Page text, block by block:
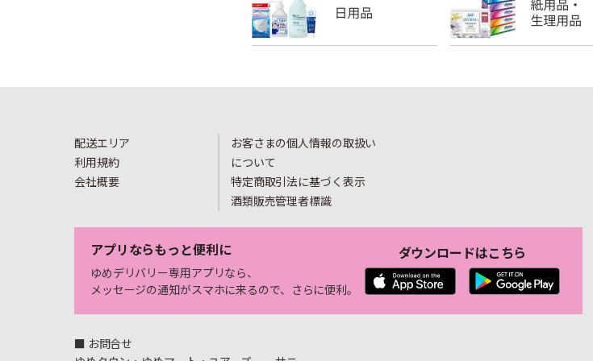
配送エリア
利用規約
会社概要
お客さまの個人情報の取扱い
について
特定商取引法に基づく表示
酒類販売管理者標識
アプリならもっと便利に
ゆめデリバリー専用アプリなら、
メッセージの通知がスマホに来るので、さらに便利。
ダウンロードはこちら
■ お問合せ